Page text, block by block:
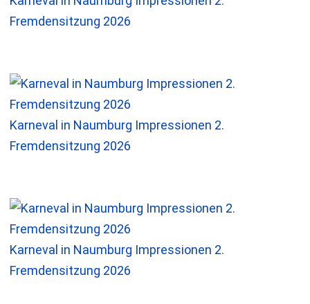
Fremdensitzung 2026
Karneval in Naumburg Impressionen 2.
Fremdensitzung 2026
Karneval in Naumburg Impressionen 2.
Fremdensitzung 2026